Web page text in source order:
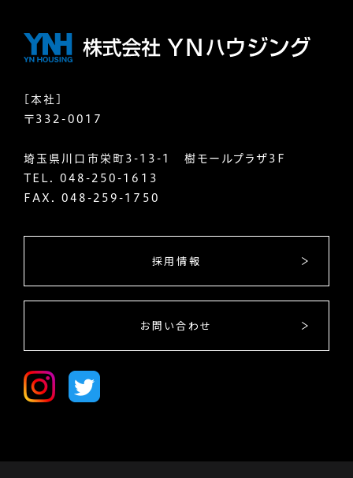
[本社]
〒332-0017
埼玉県川口市栄町3-13-1 樹モールプラザ3F
TEL. 048-250-1613
FAX. 048-259-1750
採用情報
お問い合わせ